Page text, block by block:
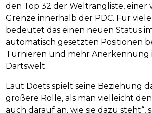
den Top 32 der Weltrangliste, einer
Grenze innerhalb der PDC. Für
bedeutet das einen neuen Status
automatisch gesetzten Positionen
Turnieren und mehr Anerkennung
Dartswelt.
Laut Doets spielt seine Beziehung
größere Rolle, als man vielleicht
auch darauf an, wie sie dazu steht“,